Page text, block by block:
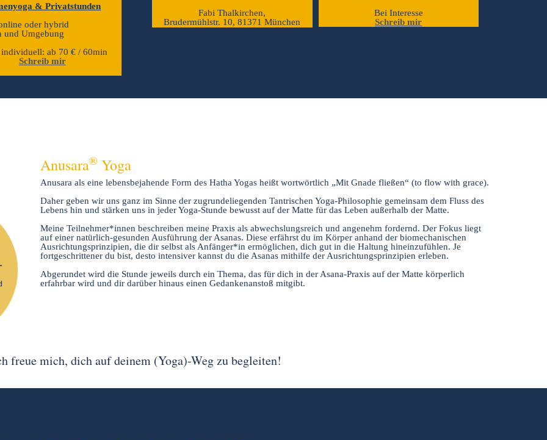
& Privatstunden
oder hybrid
und Umgebung
ab 70 € / 60min
Schreib mir
Fabi Thalkirchen,
Brudermühlstr. 10, 81371 München
Bei Interesse
Schreib mir
Anusara® Yoga
Anusara als eine lebensbejahende Form des Hatha Yogas heißt wortwörtlich „Mit Gnade fließen“ (to flow with grace).
Daher geben wir uns ganz im Sinne der zugrundeliegenden Tantrischen Yoga-Philosophie gemeinsam dem Fluss des
Lebens hin und stärken uns in jeder Yoga-Stunde bewusst auf der Matte für das Leben außerhalb der Matte.
Meine Teilnehmer*innen beschreiben meine Praxis als abwechslungsreich und angenehm fordernd. Der Fokus liegt
auf einer natürlich-gesunden Ausführung der Asanas. Diese erfährst du im Körper anhand der biomechanischen
Ausrichtungsprinzipien, die dir selbst als Anfänger*in ermöglichen, dich gut in die Haltung hineinzufühlen. Je
fortgeschrittener du bist, desto intensiver kannst du die Asanas mithilfe der Ausrichtungsprinzipien erleben.
Abgerundet wird die Stunde jeweils durch ein Thema, das für dich in der Asana-Praxis auf der Matte körperlich
erfahrbar wird und dir darüber hinaus einen Gedankenanstoß mitgibt.
freue mich, dich auf deinem (Yoga)-Weg zu begleiten!